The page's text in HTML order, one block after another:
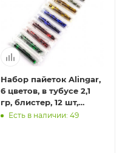
Набор пайеток Alingar,
6 цветов, в тубусе 2,1
гр, блистер, 12 шт,
пакет с европодвесом,
Есть в наличии: 49